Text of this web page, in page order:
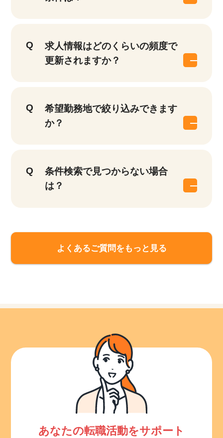
求人情報はどのくらいの頻度で
更新されますか？
希望勤務地で絞り込みできます
か？
条件検索で見つからない場合
は？
よくあるご質問をもっと見る
あなたの転職活動をサポート
17,050 件
他の条件を選択